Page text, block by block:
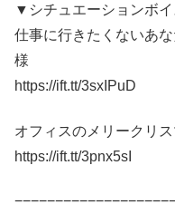
▼シチュエーションボイ
仕事に行きたくないあ
様
https://ift.tt/3sxIPuD
オフィスのメリークリ
https://ift.tt/3pnx5sI